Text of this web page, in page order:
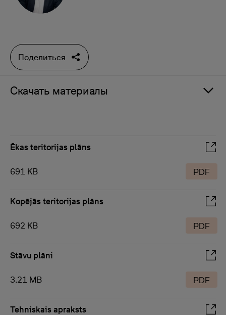
Поделиться
Скачать материалы
Ēkas teritorijas plāns
691 KB PDF
Kopējās teritorijas plāns
692 KB PDF
Stāvu plāni
3.21 MB PDF
Tehniskais apraksts